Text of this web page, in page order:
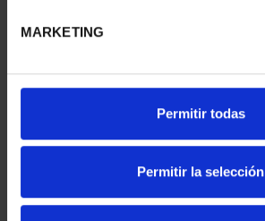
MARKETING
Permitir todas
Permitir la selección